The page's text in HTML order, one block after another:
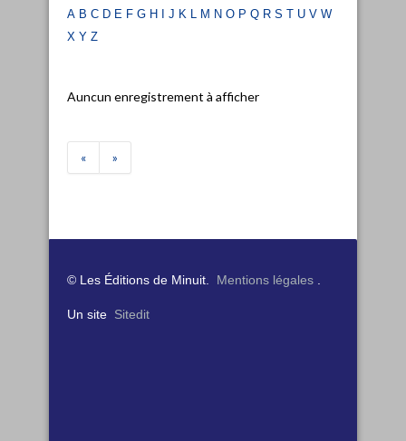
a b c d e fg h i j k l m no p q rs t uvw
x yz
Auncun enregistrement à afficher
« »
© Les Éditions de Minuit. Mentions légales
Un site Sitedit